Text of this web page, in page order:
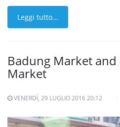
Leggi tutto...
Badung Market
Market
VENERDÌ, 29 LUGLIO 2016 20:12